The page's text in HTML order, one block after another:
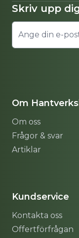
Skriv upp
Om
Om oss
Frågor & svar
Artiklar
Kundservice
Kontakta oss
Offertförfrågan